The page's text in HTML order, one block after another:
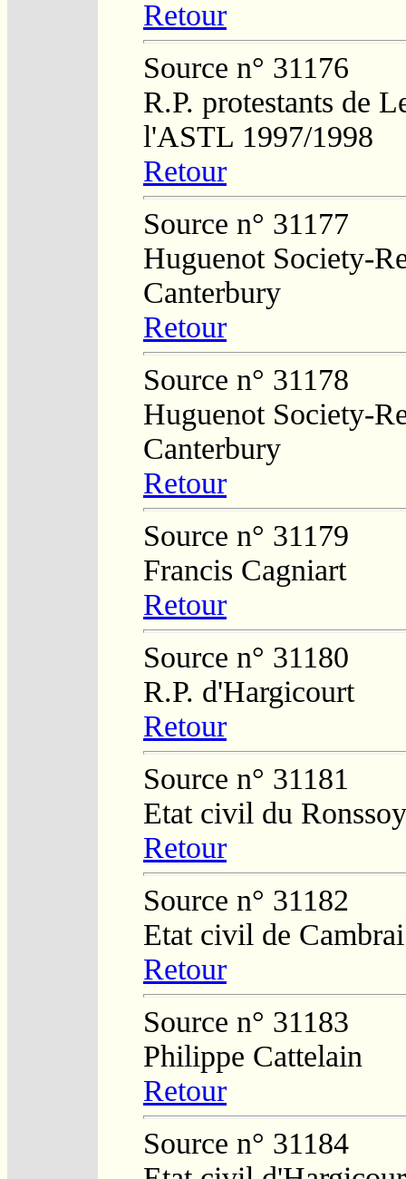
Retour
Source n° 31176
R.P. protestants de
l'ASTL 1997/1998
Retour
Source n° 31177
Huguenot Society-
Canterbury
Retour
Source n° 31178
Huguenot Society-
Canterbury
Retour
Source n° 31179
Francis Cagniart
Retour
Source n° 31180
R.P. d'Hargicourt
Retour
Source n° 31181
Etat civil du Ronssoy
Retour
Source n° 31182
Etat civil de Cambrai
Retour
Source n° 31183
Philippe Cattelain
Retour
Source n° 31184